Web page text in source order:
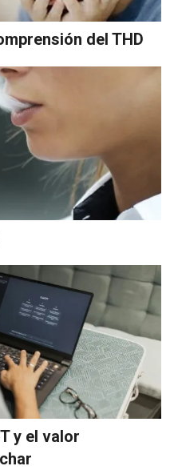
del THD
y el valor